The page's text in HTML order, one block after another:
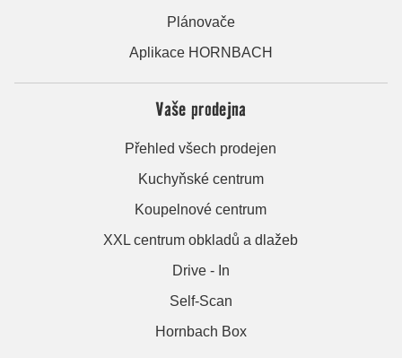
Plánovače
Aplikace HORNBACH
Vaše prodejna
Přehled všech prodejen
Kuchyňské centrum
Koupelnové centrum
XXL centrum obkladů a dlažeb
Drive - In
Self-Scan
Hornbach Box